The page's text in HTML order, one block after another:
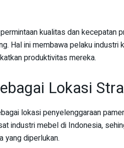
kualitas dan
Hal ini membawa pelaku
produktivitas mereka.
Lokasi
lokasi penyelenggaraan
industri mebel di Indonesia,
yang diperlukan.